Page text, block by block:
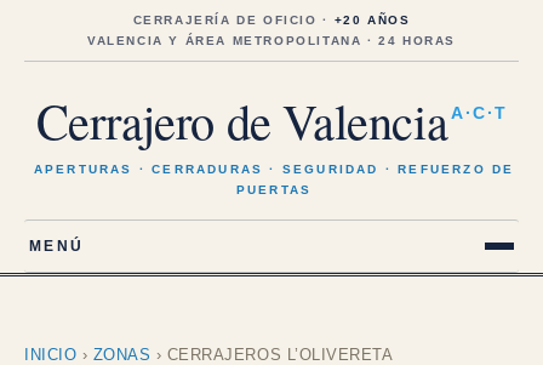
CERRAJERÍA DE OFICIO · +20 AÑOS
VALENCIA Y ÁREA METROPOLITANA · 24 HORAS
Cerrajero de Valencia A·C·T
APERTURAS · CERRADURAS · SEGURIDAD · REFUERZO DE
PUERTAS
MENÚ
INICIO › ZONAS › CERRAJEROS L’OLIVERETA